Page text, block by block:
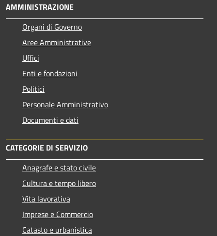
AMMINISTRAZIONE
Organi di Governo
Aree Amministrative
Uffici
Enti e fondazioni
Politici
Personale Amministrativo
Documenti e dati
CATEGORIE DI SERVIZIO
Anagrafe e stato civile
Cultura e tempo libero
Vita lavorativa
Imprese e Commercio
Catasto e urbanistica